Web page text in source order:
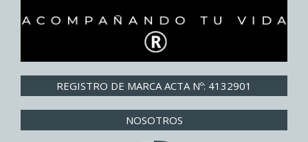
REGISTRO DE MARCA ACTA Nº: 4132901
NOSOTROS